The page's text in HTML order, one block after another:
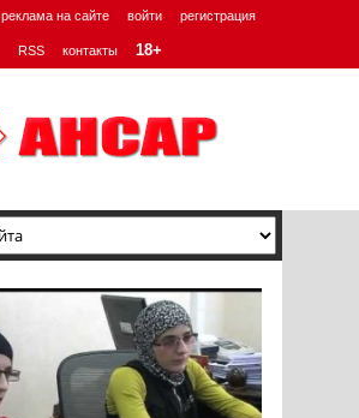
реклама на сайте войти регистрация
RSS контакты 18+